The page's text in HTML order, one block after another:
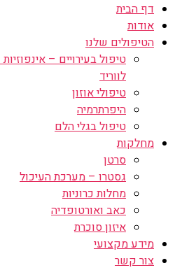
דף הבית
אודות
הטיפולים שלנו
טיפול בעירויים –
לווריד
טיפולי אוזון
היפרתרמיה
טיפול בגלי הלם
מחלקות
סרטן
גסטרו – מערכת העיכול
מחלות כרוניות
כאב ואורטופדיה
איזון סוכרת
מידע מקצועי
צור קשר